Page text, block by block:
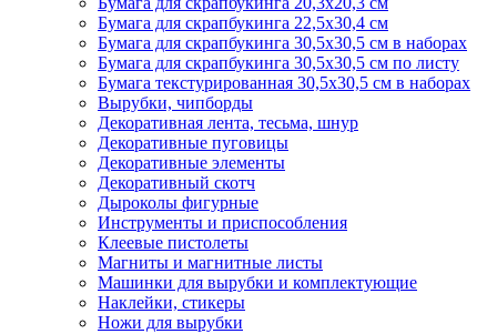
Бумага для скрапбукинга 22,5х30,4 см
Бумага для скрапбукинга 30,5х30,5 см в наборах
Бумага для скрапбукинга 30,5х30,5 см по листу
Бумага текстурированная 30,5х30,5 см в наборах
Вырубки, чипборды
Декоративная лента, тесьма, шнур
Декоративные пуговицы
Декоративные элементы
Декоративный скотч
Дыроколы фигурные
Инструменты и приспособления
Клеевые пистолеты
Магниты и магнитные листы
Машинки для вырубки и комплектующие
Наклейки, стикеры
Ножи для вырубки